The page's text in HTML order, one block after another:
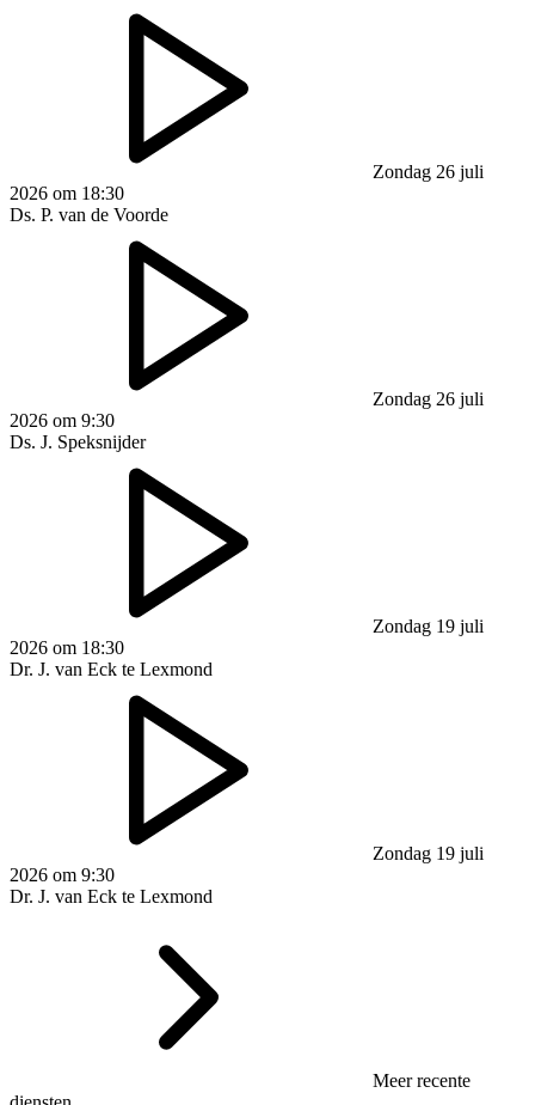
Zondag 26 juli
2026 om 18:30
Ds. P. van de Voorde
Zondag 26 juli
2026 om 9:30
Ds. J. Speksnijder
Zondag 19 juli
2026 om 18:30
Dr. J. van Eck te Lexmond
Zondag 19 juli
2026 om 9:30
Dr. J. van Eck te Lexmond
Meer recente